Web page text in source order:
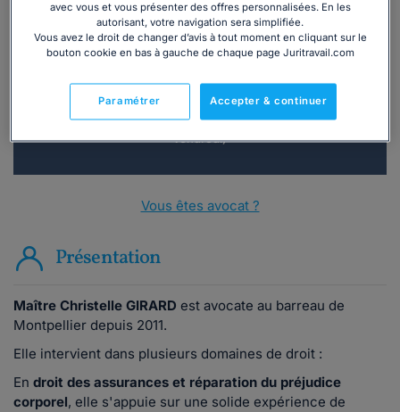
Vous souhaitez une consultation par
téléphone ?
ou appelez le01 75 75 42 33(8h à 21h du lundi au
vendredi)
Vous êtes avocat ?
Présentation
Maître Christelle GIRARD est avocate au barreau de
Montpellier depuis 2011.
Elle intervient dans plusieurs domaines de droit :
En droit des assurances et réparation du préjudice
corporel, elle s'appuie sur une solide expérience de
avec vous et vous présenter des offres personnalisées. En les
autorisant, votre navigation sera simplifiée.
Vous avez le droit de changer d’avis à tout moment en cliquant sur le
bouton cookie en bas à gauche de chaque page Juritravail.com
Accepter & continuer
Paramétrer